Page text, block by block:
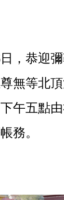
，恭迎
無等北
午五點
務。